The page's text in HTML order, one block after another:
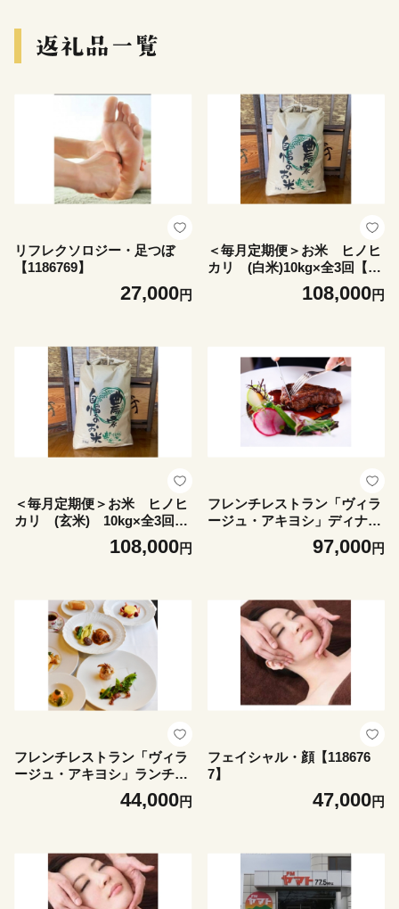
リフレクソロジー・足つぼ
【1186769】
27,000円
＜毎月定期便＞お米 ヒノヒ
カリ (白米)10kg×全3回【40
108,000円
＜毎月定期便＞お米 ヒノヒ
カリ (玄米) 10kg×全3回
108,000円
フレンチレストラン「ヴィラ
ージュ・アキヨシ」ディナー
ペアお食事券【1186763】
97,000円
フレンチレストラン「ヴィラ
ージュ・アキヨシ」ランチペ
アお食事券【1186764】
44,000円
フェイシャル・顔【118676
7】
47,000円